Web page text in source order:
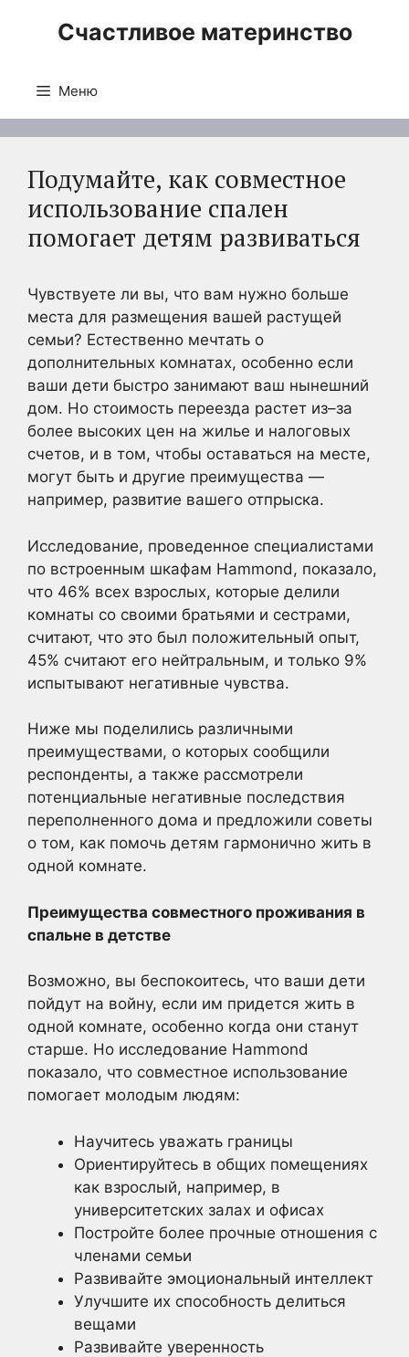
Счастливое материнство
Меню
Подумайте, как совместное
использование спален
помогает детям развиваться
Чувствуете ли вы, что вам нужно больше
места для размещения вашей растущей
семьи? Естественно мечтать о
дополнительных комнатах, особенно если
ваши дети быстро занимают ваш нынешний
дом. Но стоимость переезда растет из–за
более высоких цен на жилье и налоговых
счетов, и в том, чтобы оставаться на месте,
могут быть и другие преимущества —
например, развитие вашего отпрыска.
Исследование, проведенное специалистами
по встроенным шкафам Hammond, показало,
что 46% всех взрослых, которые делили
комнаты со своими братьями и сестрами,
считают, что это был положительный опыт,
45% считают его нейтральным, и только 9%
испытывают негативные чувства.
Ниже мы поделились различными
преимуществами, о которых сообщили
респонденты, а также рассмотрели
потенциальные негативные последствия
переполненного дома и предложили советы
о том, как помочь детям гармонично жить в
одной комнате.
Преимущества совместного проживания в
спальне в детстве
Возможно, вы беспокоитесь, что ваши дети
пойдут на войну, если им придется жить в
одной комнате, особенно когда они станут
старше. Но исследование Hammond
показало, что совместное использование
помогает молодым людям:
Научитесь уважать границы
Ориентируйтесь в общих помещениях
как взрослый, например, в
университетских залах и офисах
Постройте более прочные отношения с
членами семьи
Развивайте эмоциональный интеллект
Улучшите их способность делиться
вещами
Развивайте уверенность